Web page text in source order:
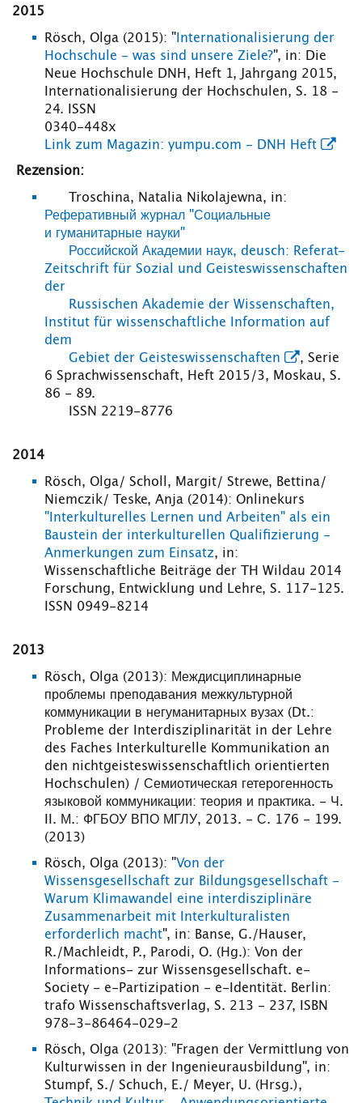
2015
Rösch, Olga (2015): " Internationalisierung der
Hochschule - was sind unsere Ziele?", in: Die
Neue Hochschule DNH, Heft 1, Jahrgang 2015,
Internationalisierung der Hochschulen, S. 18 -
24. ISSN
0340-448x
Link zum Magazin: yumpu.com - DNH Heft
Rezension:
Troschina, Natalia Nikolajewna, in:
Реферативный журнал "Социальные
и гуманитарные науки"
Российской Академии наук, deusch: Referat-
Zeitschrift für Sozial und Geisteswissenschaften
der
Russischen Akademie der Wissenschaften,
Institut für wissenschaftliche Information auf
dem
Gebiet der Geisteswissenschaften
, Serie
6 Sprachwissenschaft, Heft 2015/3, Moskau, S.
86 - 89.
ISSN 2219-8776
2014
Rösch, Olga/ Scholl, Margit/ Strewe, Bettina/
Niemczik/ Teske, Anja (2014): Onlinekurs
"Interkulturelles Lernen und Arbeiten" als ein
Baustein der interkulturellen Qualifizierung -
Anmerkungen zum Einsatz, in:
Wissenschaftliche Beiträge der TH Wildau 2014
Forschung, Entwicklung und Lehre, S. 117-125.
ISSN 0949-8214
2013
Rösch, Olga (2013): Междисциплинарные
проблемы преподавания межкультурной
коммуникации в негуманитарных вузах (Dt.:
Probleme der Interdisziplinarität in der Lehre
des Faches Interkulturelle Kommunikation an
den nichtgeisteswissenschaftlich orientierten
Hochschulen) / Семиотическая гетерогенность
языковой коммуникации: теория и практика. - Ч.
II. М.: ФГБОУ ВПО МГЛУ, 2013. - С. 176 - 199.
(2013)
Rösch, Olga (2013): "Von der
Wissensgesellschaft zur Bildungsgesellschaft -
Warum Klimawandel eine interdisziplinäre
Zusammenarbeit mit Interkulturalisten
erforderlich macht", in: Banse, G./Hauser,
R./Machleidt, P., Parodi, O. (Hg.): Von der
Informations- zur Wissensgesellschaft. e-
Society - e-Partizipation - e-Identität. Berlin:
trafo Wissenschaftsverlag, S. 213 - 237, ISBN
978-3-86464-029-2
Rösch, Olga (2013): "Fragen der Vermittlung von
Kulturwissen in der Ingenieurausbildung", in:
Stumpf, S./ Schuch, E./ Meyer, U. (Hrsg.),